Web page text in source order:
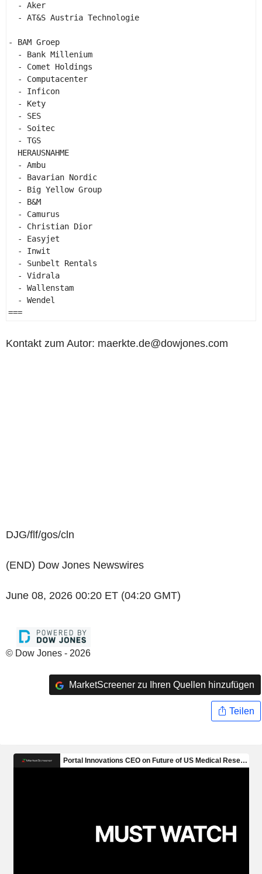
  - Aker
  - AT&S Austria Technologie
- BAM Groep
  - Bank Millenium
  - Comet Holdings
  - Computacenter
  - Inficon
  - Kety
  - SES
  - Soitec
  - TGS
  HERAUSNAHME
  - Ambu
  - Bavarian Nordic
  - Big Yellow Group
  - B&M
  - Camurus
  - Christian Dior
  - Easyjet
  - Inwit
  - Sunbelt Rentals
  - Vidrala
  - Wallenstam
  - Wendel
===
Kontakt zum Autor: maerkte.de@dowjones.com
DJG/flf/gos/cln
(END) Dow Jones Newswires
June 08, 2026 00:20 ET (04:20 GMT)
© Dow Jones - 2026
MarketScreener zu Ihren Quellen hinzufügen
Teilen